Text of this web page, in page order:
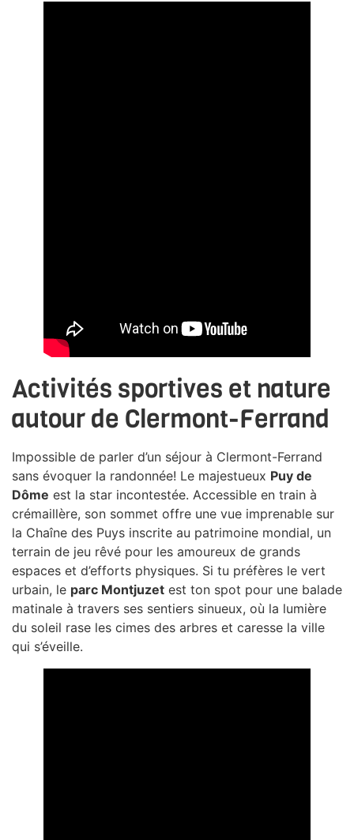
Activités sportives et nature
autour de Clermont-Ferrand
Impossible de parler d’un séjour à Clermont-Ferrand
sans évoquer la randonnée! Le majestueux Puy de
Dôme est la star incontestée. Accessible en train à
crémaillère, son sommet offre une vue imprenable sur
la Chaîne des Puys inscrite au patrimoine mondial, un
terrain de jeu rêvé pour les amoureux de grands
espaces et d’efforts physiques. Si tu préfères le vert
urbain, le parc Montjuzet est ton spot pour une balade
matinale à travers ses sentiers sinueux, où la lumière
du soleil rase les cimes des arbres et caresse la ville
qui s’éveille.